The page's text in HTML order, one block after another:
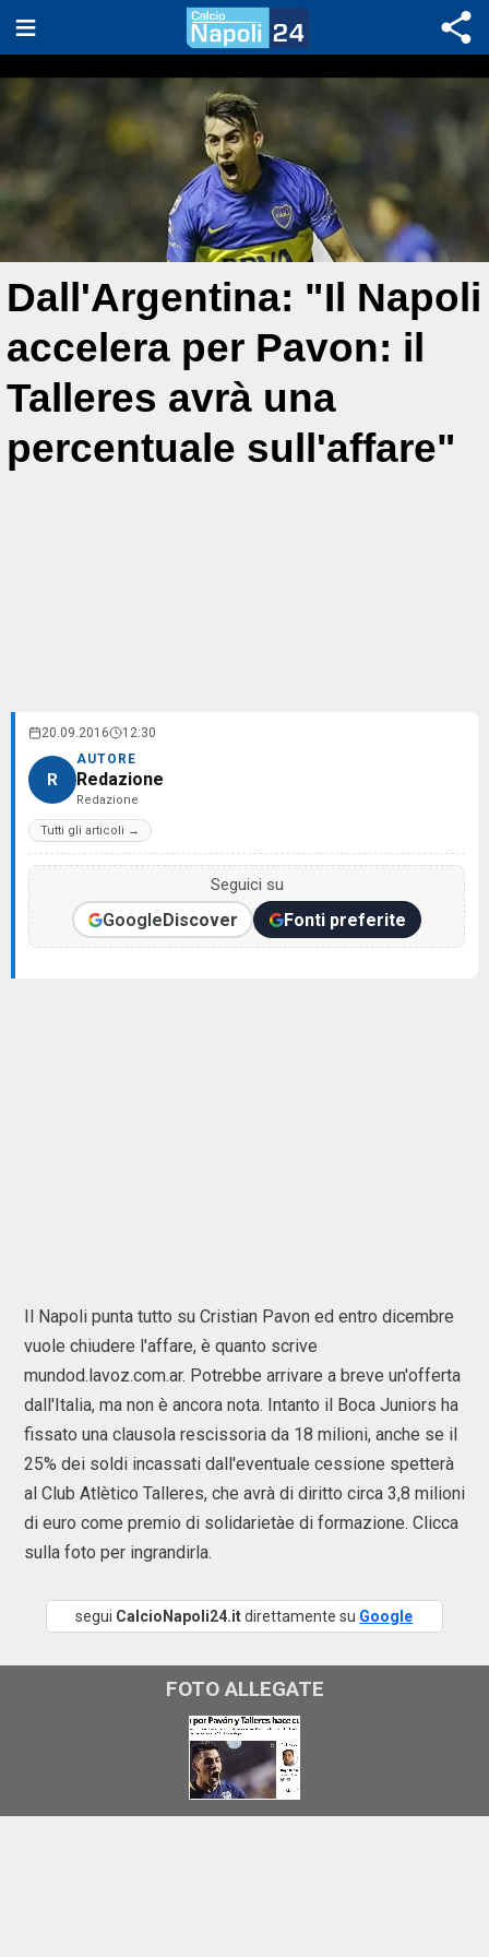
Dall'Argentina: "Il Napoli
accelera per Pavon: il
Talleres avrà una
percentuale sull'affare"
20.09.2016 12:30
R
AUTORE
Redazione
Redazione
Tutti gli articoli →
Seguici su
GoogleDiscover Fonti preferite
Il Napoli punta tutto su Cristian Pavon ed entro dicembre
vuole chiudere l'affare, è quanto scrive
mundod.lavoz.com.ar. Potrebbe arrivare a breve un'offerta
dall'Italia, ma non è ancora nota. Intanto il Boca Juniors ha
fissato una clausola rescissoria da 18 milioni, anche se il
25% dei soldi incassati dall'eventuale cessione spetterà
al Club Atlètico Talleres, che avrà di diritto circa 3,8 milioni
di euro come premio di solidarietàe di formazione. Clicca
sulla foto per ingrandirla.
segui CalcioNapoli24.itdirettamente su Google
FOTO ALLEGATE